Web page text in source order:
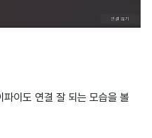
이도 연결 잘 되는 모습을 볼